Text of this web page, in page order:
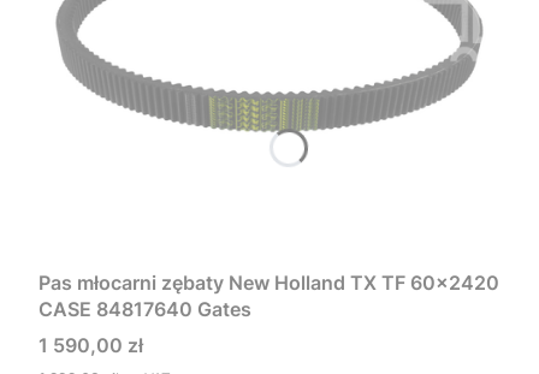
Pas młocarni zębaty New Holland TX TF 60x2420
CASE 84817640 Gates
Cena
1 590,00 zł